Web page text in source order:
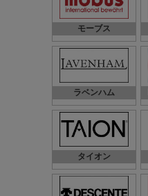
モーブス
ラベンハム
タイオン